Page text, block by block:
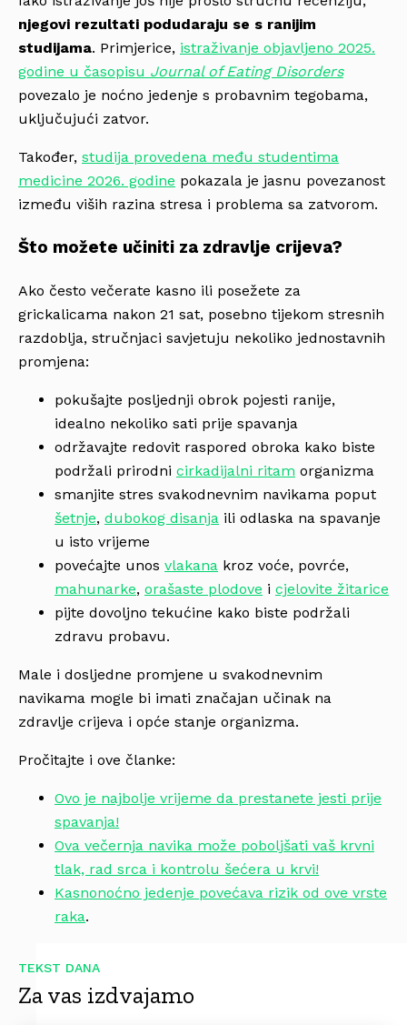
njegovi rezultati podudaraju se s ranijim
studijama. Primjerice, istraživanje objavljeno 2025.
godine u časopisu Journal of Eating Disorders
povezalo je noćno jedenje s probavnim tegobama,
uključujući zatvor.
Također, studija provedena među studentima
medicine 2026. godine pokazala je jasnu povezanost
između viših razina stresa i problema sa zatvorom.
Što možete učiniti za zdravlje crijeva?
Ako često večerate kasno ili posežete za
grickalicama nakon 21 sat, posebno tijekom stresnih
razdoblja, stručnjaci savjetuju nekoliko jednostavnih
promjena:
pokušajte posljednji obrok pojesti ranije,
idealno nekoliko sati prije spavanja
održavajte redovit raspored obroka kako biste
podržali prirodni cirkadijalni ritam organizma
smanjite stres svakodnevnim navikama poput
šetnje, dubokog disanja ili odlaska na spavanje
u isto vrijeme
povećajte unos vlakana kroz voće, povrće,
mahunarke, orašaste plodove i cjelovite žitarice
pijte dovoljno tekućine kako biste podržali
zdravu probavu.
Male i dosljedne promjene u svakodnevnim
navikama mogle bi imati značajan učinak na
zdravlje crijeva i opće stanje organizma.
Pročitajte i ove članke:
Ovo je najbolje vrijeme da prestanete jesti prije
spavanja!
Ova večernja navika može poboljšati vaš krvni
tlak, rad srca i kontrolu šećera u krvi!
Kasnonoćno jedenje povećava rizik od ove vrste
raka.
TEKST DANA
Za vas izdvajamo